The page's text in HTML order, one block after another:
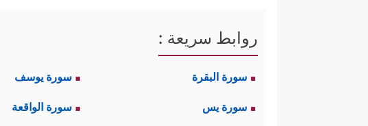
روابط سريعة :
سورة البقرة سورة يوسف
سورة يس سورة الواقعة